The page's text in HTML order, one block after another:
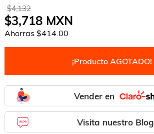
$4,132
$3,718MXN
Ahorras $414.00
¡Producto AGOTADO!
Vender en
Visita nuestro Blog